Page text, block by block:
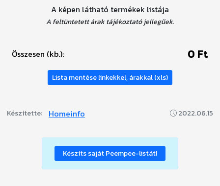
A képen látható termékek listája
A feltüntetett árak tájékoztató jellegűek.
Összesen (kb.): 0 Ft
Lista mentése linkekkel, árakkal (xls)
Készítette: Homeinfo 2022.06.15
Készíts saját Peempee-listát!